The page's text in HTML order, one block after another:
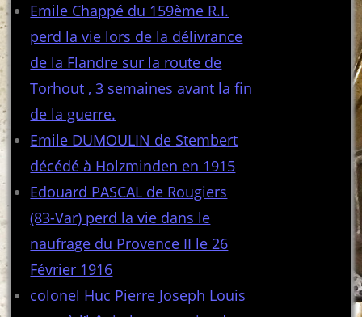
Emile Chappé du 159ème R.I.
perd la vie lors de la délivrance
de la Flandre sur la route de
Torhout , 3 semaines avant la fin
de la guerre.
Emile DUMOULIN de Stembert
décédé à Holzminden en 1915
Edouard PASCAL de Rougiers
(83-Var) perd la vie dans le
naufrage du Provence II le 26
Février 1916
colonel Huc Pierre Joseph Louis